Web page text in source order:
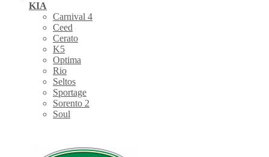
KIA
Carnival 4
Ceed
Cerato
K5
Optima
Rio
Seltos
Sportage
Sorento 2
Soul